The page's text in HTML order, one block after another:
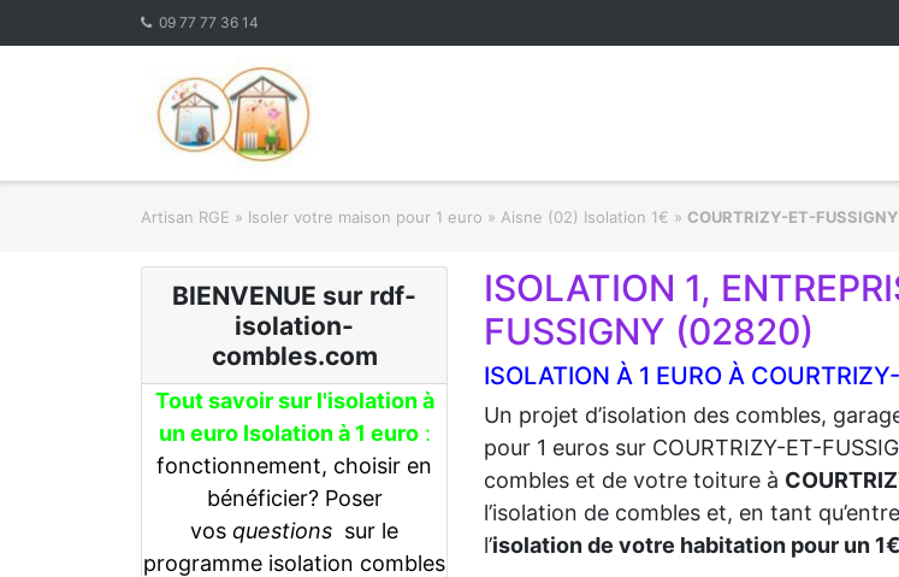
09 77 77 36 14
Artisan RGE » Isoler votre maison pour 1 euro » Aisne (02) Isolation 1€ » COURTRIZY-ET-FUSSIGNY
BIENVENUE sur rdf-
isolation-
combles.com
Tout savoir sur l'isolation à
un euro Isolation à 1 euro:
fonctionnement, choisir en
bénéficier? Poser
vos questions sur le
programme isolation combles
ISOLATION 1,
FUSSIGNY (02820)
ISOLATION À 1 EURO À
Un projet d’isolation des combles,
pour 1 euros sur COURTRIZY-ET-
combles et de votre toiture à
l’isolation de combles et, en tant
l’isolation de votre habitation pour un 1€